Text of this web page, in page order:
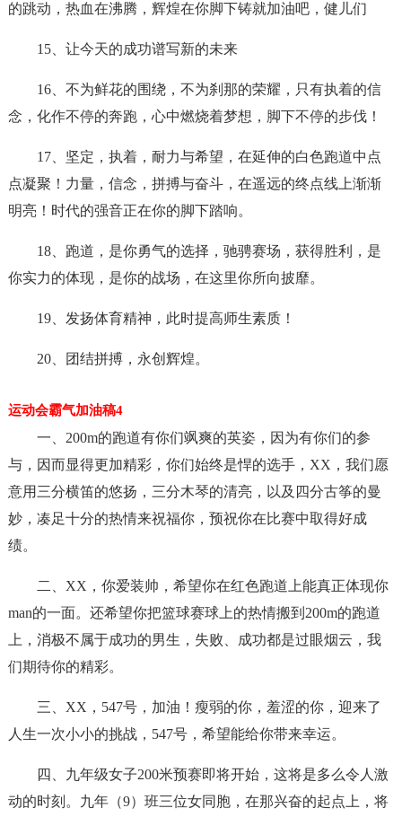
的跳动，热血在沸腾，辉煌在你脚下铸就加油吧，健儿们
15、让今天的成功谱写新的未来
16、不为鲜花的围绕，不为刹那的荣耀，只有执着的信
念，化作不停的奔跑，心中燃烧着梦想，脚下不停的步伐！
17、坚定，执着，耐力与希望，在延伸的白色跑道中点
点凝聚！力量，信念，拼搏与奋斗，在遥远的终点线上渐渐
明亮！时代的强音正在你的脚下踏响。
18、跑道，是你勇气的选择，驰骋赛场，获得胜利，是
你实力的体现，是你的战场，在这里你所向披靡。
19、发扬体育精神，此时提高师生素质！
20、团结拼搏，永创辉煌。
运动会霸气加油稿4
一、200m的跑道有你们飒爽的英姿，因为有你们的参
与，因而显得更加精彩，你们始终是悍的选手，XX，我们愿
意用三分横笛的悠扬，三分木琴的清亮，以及四分古筝的曼
妙，凑足十分的热情来祝福你，预祝你在比赛中取得好成
绩。
二、XX，你爱装帅，希望你在红色跑道上能真正体现你
man的一面。还希望你把篮球赛球上的热情搬到200m的跑道
上，消极不属于成功的男生，失败、成功都是过眼烟云，我
们期待你的精彩。
三、XX，547号，加油！瘦弱的你，羞涩的你，迎来了
人生一次小小的挑战，547号，希望能给你带来幸运。
四、九年级女子200米预赛即将开始，这将是多么令人激
动的时刻。九年（9）班三位女同胞，在那兴奋的起点上，将